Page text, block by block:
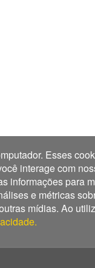
Esses
interage com
informações para
e métricas
mídias. Ao